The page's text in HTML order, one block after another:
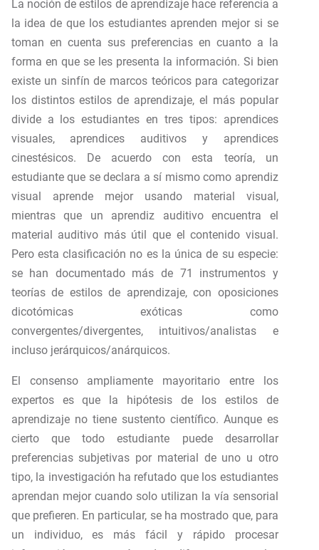
La noción de estilos de aprendizaje hace referencia a
la idea de que los estudiantes aprenden mejor si se
toman en cuenta sus preferencias en cuanto a la
forma en que se les presenta la información. Si bien
existe un sinfín de marcos teóricos para categorizar
los distintos estilos de aprendizaje, el más popular
divide a los estudiantes en tres tipos: aprendices
visuales, aprendices auditivos y aprendices
cinestésicos. De acuerdo con esta teoría, un
estudiante que se declara a sí mismo como aprendiz
visual aprende mejor usando material visual,
mientras que un aprendiz auditivo encuentra el
material auditivo más útil que el contenido visual.
Pero esta clasificación no es la única de su especie:
se han documentado más de 71 instrumentos y
teorías de estilos de aprendizaje, con oposiciones
dicotómicas exóticas como
convergentes/divergentes, intuitivos/analistas e
incluso jerárquicos/anárquicos.
El consenso ampliamente mayoritario entre los
expertos es que la hipótesis de los estilos de
aprendizaje no tiene sustento científico. Aunque es
cierto que todo estudiante puede desarrollar
preferencias subjetivas por material de uno u otro
tipo, la investigación ha refutado que los estudiantes
aprendan mejor cuando solo utilizan la vía sensorial
que prefieren. En particular, se ha mostrado que, para
un individuo, es más fácil y rápido procesar